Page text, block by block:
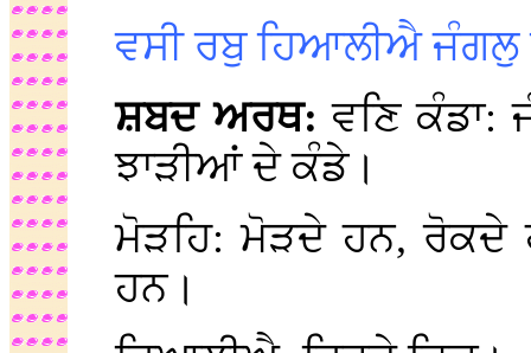
ਵਸੀ ਰਬੁ ਹਿਆਲੀਐ
ਸ਼ਬਦ ਅਰਥ:ਵਣਿ
ਝਾੜੀਆਂ ਦੇ ਕੰਡੇ।
ਮੋੜਹਿ: ਮੋੜਦੇ ਹਨ, ਰੋਕਦੇ
ਹਨ।